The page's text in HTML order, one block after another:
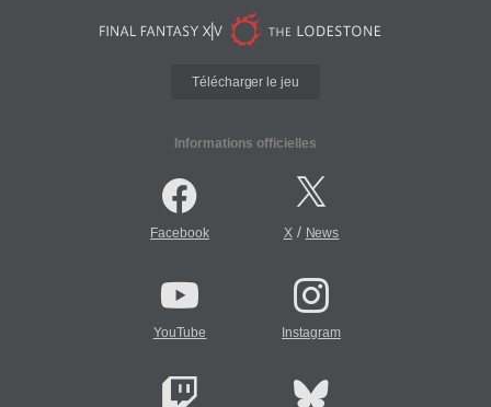
Télécharger le jeu
Informations officielles
Facebook X/ News
YouTube Instagram